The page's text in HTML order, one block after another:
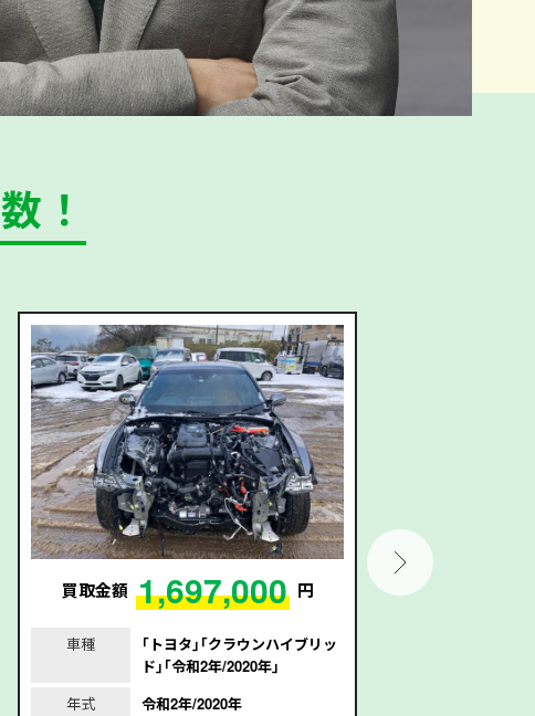
！
買取金額 1,697,000 円
車種
｢トヨタ｣｢クラウンハイブリッ
ド｣｢令和2年/2020年｣
年式
令和2年/2020年